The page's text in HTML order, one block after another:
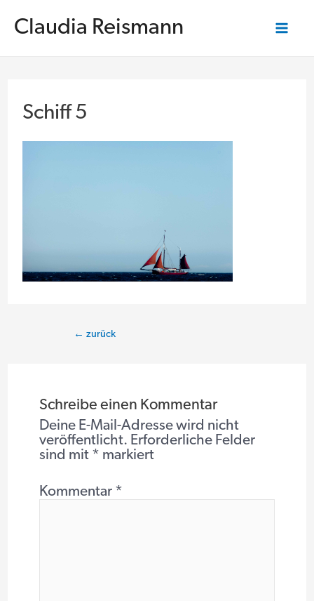
Inhalt
springen
Claudia Reismann
Schiff 5
Beitragsnavigation
← zurück
Schreibe einen Kommentar
Deine E-Mail-Adresse wird nicht
veröffentlicht. Erforderliche Felder
sind mit * markiert
Kommentar *